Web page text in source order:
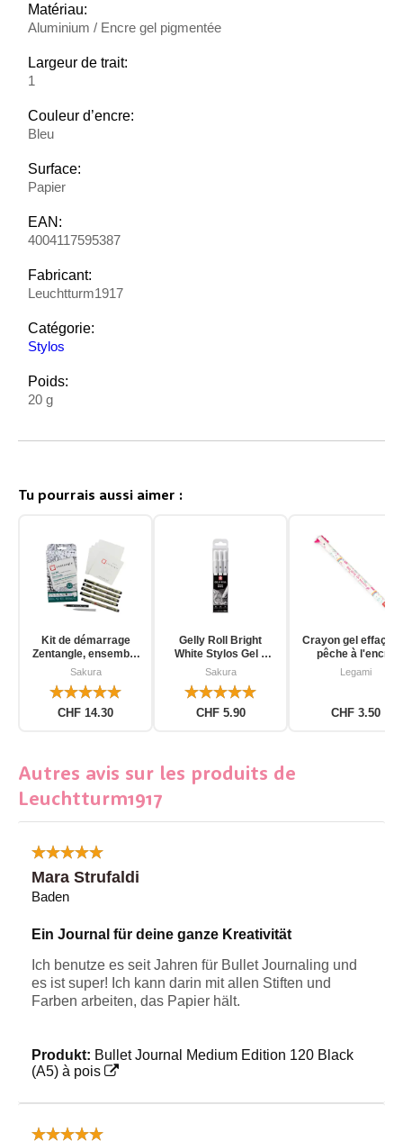
Matériau:
Aluminium / Encre gel pigmentée
Largeur de trait:
1
Couleur d’encre:
Bleu
Surface:
Papier
EAN:
4004117595387
Fabricant:
Leuchtturm1917
Catégorie:
Stylos
Poids:
20 g
Tu pourrais aussi aimer :
Kit de démarrage
Zentangle, ensemble
d'outils pour
Sakura
CHF 14.30
Gelly Roll Bright
White Stylos Gel 3
pièces
Sakura
CHF 5.90
Crayon gel
pêche à l'encre
d'unicorn
Legami
CHF 3.50
Autres avis sur les produits de
Leuchtturm1917
Mara Strufaldi
Baden
Ein Journal für deine ganze Kreativität
Ich benutze es seit Jahren für Bullet Journaling und
es ist super! Ich kann darin mit allen Stiften und
Farben arbeiten, das Papier hält.
Produkt: Bullet Journal Medium Edition 120 Black
(A5) à pois